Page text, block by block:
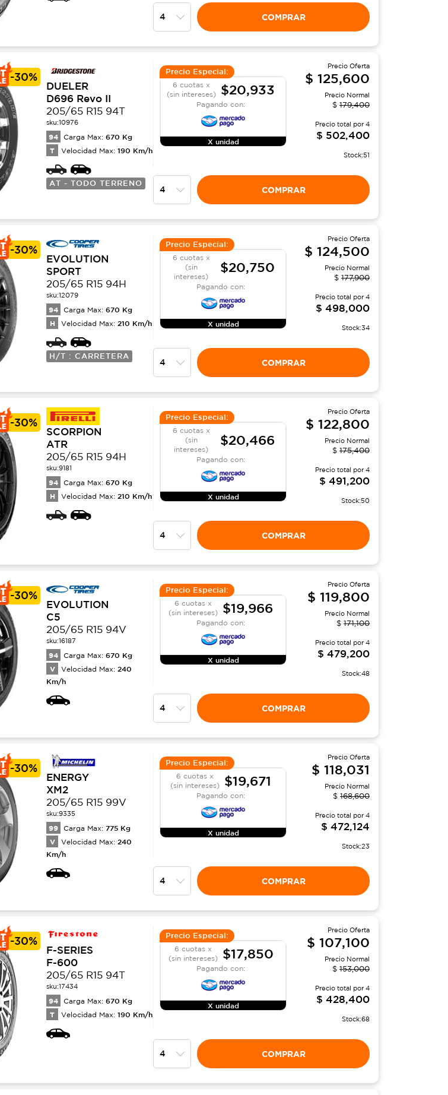
COMPRAR
-30%
DUELER
D696 Revo II
205/65 R15 94T
sku:10976
94 Carga Max: 670 Kg
T Velocidad Max: 190 Km/h
AT - TODO TERRENO
Precio Especial:
6 cuotas x
(sin intereses)
$20,933
Pagando con:
X unidad
Precio Oferta
$ 125,600
Precio Normal
$ 179,400
Precio total por4
$ 502,400
Stock:51
COMPRAR
-30%
EVOLUTION
SPORT
205/65 R15 94H
sku:12079
94 Carga Max: 670 Kg
H Velocidad Max: 210 Km/h
H/T : CARRETERA
Precio Especial:
6 cuotas x
(sin
intereses)
$20,750
Pagando con:
X unidad
Precio Oferta
$ 124,500
Precio Normal
$ 177,900
Precio total por4
$ 498,000
Stock:34
COMPRAR
-30%
SCORPION
ATR
205/65 R15 94H
sku:9181
94 Carga Max: 670 Kg
H Velocidad Max: 210 Km/h
Precio Especial:
6 cuotas x
(sin
intereses)
$20,466
Pagando con:
X unidad
Precio Oferta
$ 122,800
Precio Normal
$ 175,400
Precio total por4
$ 491,200
Stock:50
COMPRAR
-30%
EVOLUTION
C5
205/65 R15 94V
sku:16187
94 Carga Max: 670 Kg
V Velocidad Max: 240
Km/h
Precio Especial:
6 cuotas x
(sin intereses)
$19,966
Pagando con:
X unidad
Precio Oferta
$ 119,800
Precio Normal
$ 171,100
Precio total por4
$ 479,200
Stock:48
COMPRAR
-30%
ENERGY
XM2
205/65 R15 99V
sku:9335
99 Carga Max: 775 Kg
V Velocidad Max: 240
Km/h
Precio Especial:
6 cuotas x
(sin intereses)
$19,671
Pagando con:
X unidad
Precio Oferta
$ 118,031
Precio Normal
$ 168,600
Precio total por4
$ 472,124
Stock:23
COMPRAR
-30%
F-SERIES
F-600
205/65 R15 94T
sku:17434
94 Carga Max: 670 Kg
T Velocidad Max: 190 Km/h
Precio Especial:
6 cuotas x
(sin intereses)
$17,850
Pagando con:
X unidad
Precio Oferta
$ 107,100
Precio Normal
$ 153,000
Precio total por4
$ 428,400
Stock:68
COMPRAR